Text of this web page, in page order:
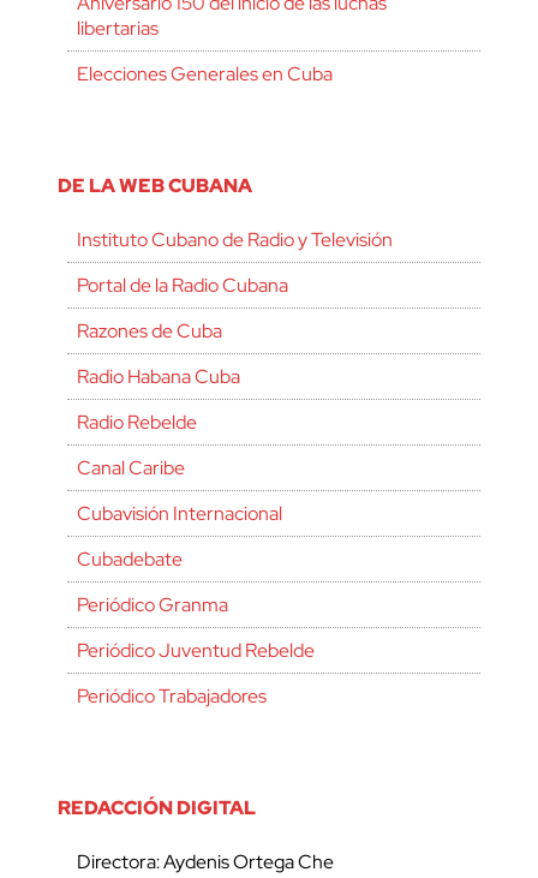
libertarias
Elecciones Generales en Cuba
DE LA WEB CUBANA
Instituto Cubano de Radio y Televisión
Portal de la Radio Cubana
Razones de Cuba
Radio Habana Cuba
Radio Rebelde
Canal Caribe
Cubavisión Internacional
Cubadebate
Periódico Granma
Periódico Juventud Rebelde
Periódico Trabajadores
REDACCIÓN DIGITAL
Directora: Aydenis Ortega Che